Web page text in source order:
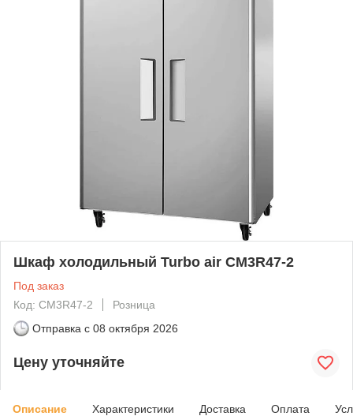
Шкаф холодильный Turbo air CM3R47-2
Под заказ
Код: CM3R47-2
Розница
Отправка с 08 октября 2026
Цену уточняйте
Описание Характеристики Доставка Оплата